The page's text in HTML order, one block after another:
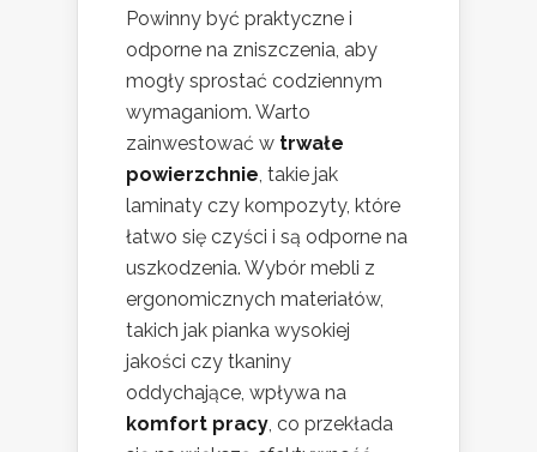
Powinny być praktyczne i
odporne na zniszczenia, aby
mogły sprostać codziennym
wymaganiom. Warto
zainwestować w trwałe
powierzchnie , takie jak
laminaty czy kompozyty, które
łatwo się czyści i są odporne na
uszkodzenia. Wybór mebli z
ergonomicznych materiałów,
takich jak pianka wysokiej
jakości czy tkaniny
oddychające, wpływa na
komfort pracy , co przekłada